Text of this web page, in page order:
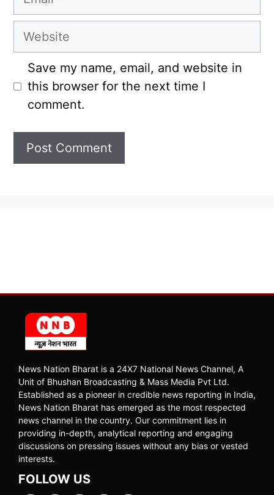
Website
Save my name, email, and website in
this browser for the next time I
comment.
News Nation Bharat is a 24X7 National News Channel, A
Unit of Bhushan Broadcasting & Mass Media Pvt Ltd.
Established as a pioneer in credible news reporting in India,
News Nation Bharat has emerged as the most respected
news channel in the country. Our commitment lies in
providing in-depth, analytical reporting and engaging
discussions on pressing issues without any bias or vested
interests.
FOLLOW US